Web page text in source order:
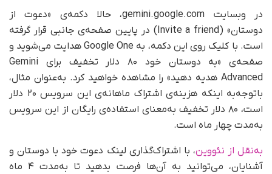
در وبسایت gemini.google.com، حالا دکمه‌ی «دعوت از
دوستان» (Invite a friend) در پایین صفحه‌ی جانبی قرار گرفته
است. با کلیک روی این دکمه، به Google One هدایت می‌شوید و
صفحه‌ی «به دوستان خود ۸۰ دلار تخفیف برای Gemini
Advanced هدیه دهید» را مشاهده خواهید کرد. به‌عنوان مثال،
با‌توجه‌به اینکه هزینه‌ی اشتراک ماهانه‌ی این سرویس ۲۰ دلار
است، ۸۰ دلار تخفیف به‌معنای استفاده‌ی رایگان از این سرویس
به‌مدت چهار ماه است.
به‌نقل از نئووین، با اشتراک‌گذاری لینک دعوت خود با دوستان و
آشنایان، می‌توانید به آن‌ها فرصت بدهید تا به‌مدت ۴ ماه